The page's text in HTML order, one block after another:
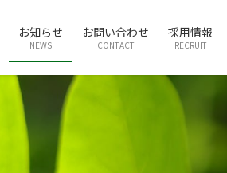
お知らせ
NEWS
お問い合わせ
CONTACT
採用情報
RECRUIT